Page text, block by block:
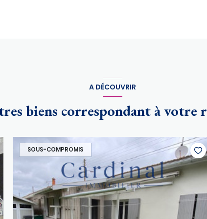
A DÉCOUVRIR
biens correspondant à votre
SOUS-COMPROMIS